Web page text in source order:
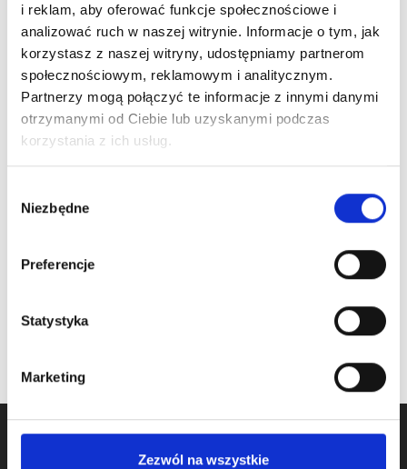
i reklam, aby oferować funkcje społecznościowe i
analizować ruch w naszej witrynie. Informacje o tym, jak
korzystasz z naszej witryny, udostępniamy partnerom
społecznościowym, reklamowym i analitycznym.
Partnerzy mogą połączyć te informacje z innymi danymi
otrzymanymi od Ciebie lub uzyskanymi podczas
korzystania z ich usług.
zgody
Niezbędne
Preferencje
Statystyka
Marketing
Zezwól na wszystkie
Nr Art.:Okucie 732
OKUCIE 732, boczne
715mm, gr. 0,7mm
Cena detaliczna (brutto)
19,10zł/ szt.
Nr Art.:okucie 500
szerokie
Okucie 500 szerokie
46,00zł/ szt.